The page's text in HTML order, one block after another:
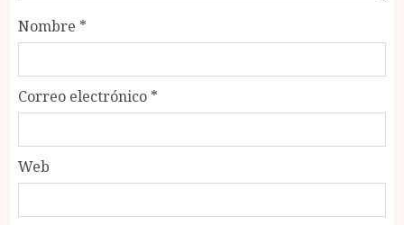
Nombre *
Correo electrónico *
Web